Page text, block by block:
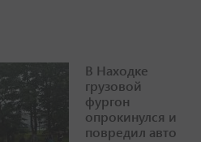
В Находке
грузовой
фургон
опрокинулся и
повредил авто